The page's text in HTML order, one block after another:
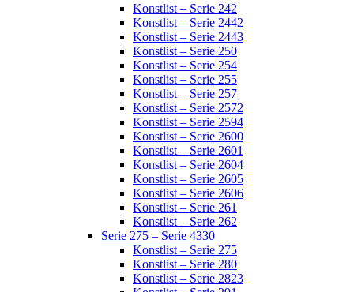
Konstlist – Serie 242
Konstlist – Serie 2442
Konstlist – Serie 2443
Konstlist – Serie 250
Konstlist – Serie 254
Konstlist – Serie 255
Konstlist – Serie 257
Konstlist – Serie 2572
Konstlist – Serie 2594
Konstlist – Serie 2600
Konstlist – Serie 2601
Konstlist – Serie 2604
Konstlist – Serie 2605
Konstlist – Serie 2606
Konstlist – Serie 261
Konstlist – Serie 262
Serie 275 – Serie 4330
Konstlist – Serie 275
Konstlist – Serie 280
Konstlist – Serie 2823